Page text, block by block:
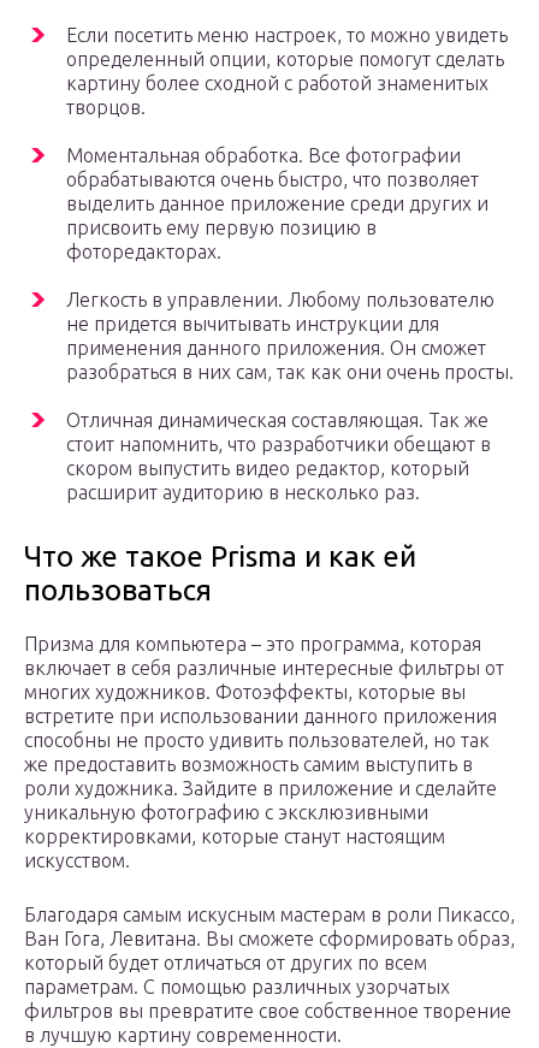
Если посетить меню настроек, то можно увидеть
определенный опции, которые помогут сделать
картину более сходной с работой знаменитых
творцов.
Моментальная обработка. Все фотографии
обрабатываются очень быстро, что позволяет
выделить данное приложение среди других и
присвоить ему первую позицию в
фоторедакторах.
Легкость в управлении. Любому пользователю
не придется вычитывать инструкции для
применения данного приложения. Он сможет
разобраться в них сам, так как они очень просты.
Отличная динамическая составляющая. Так же
стоит напомнить, что разработчики обещают в
скором выпустить видео редактор, который
расширит аудиторию в несколько раз.
Что же такое Prisma и как ей
пользоваться
Призма для компьютера – это программа, которая
включает в себя различные интересные фильтры от
многих художников. Фотоэффекты, которые вы
встретите при использовании данного приложения
способны не просто удивить пользователей, но так
же предоставить возможность самим выступить в
роли художника. Зайдите в приложение и сделайте
уникальную фотографию с эксклюзивными
корректировками, которые станут настоящим
искусством.
Благодаря самым искусным мастерам в роли Пикассо,
Ван Гога, Левитана. Вы сможете сформировать образ,
который будет отличаться от других по всем
параметрам. С помощью различных узорчатых
фильтров вы превратите свое собственное творение
в лучшую картину современности.